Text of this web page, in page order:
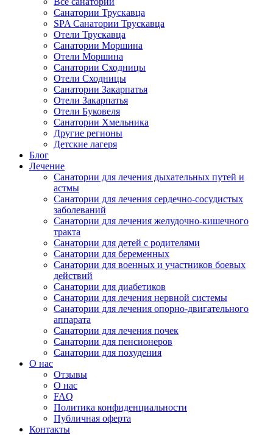
Санатории Трускавца
SPA Санатории Трускавца
Отели Трускавца
Санатории Моршина
Отели Моршина
Санатории Сходницы
Отели Сходницы
Санатории Закарпатья
Отели Закарпатья
Отели Буковеля
Санатории Хмельника
Другие регионы
Детские лагеря
Блог
Лечение
Санатории для лечения дыхательных путей и
астмы
Санатории для лечения сердечно-сосудистых
заболеваний
Санатории для лечения желудочно-кишечного
тракта
Санатории для детей с родителями
Санатории для беременных
Санатории для военных и участников боевых
действий
Санатории для диабетиков
Санатории для лечения нервной системы
Санатории для лечения опорно-двигательного
аппарата
Санатории для лечения почек
Санатории для пенсионеров
Санатории для похудения
О нас
Отзывы
О нас
FAQ
Политика конфиденциальности
Публичная оферта
Контакты